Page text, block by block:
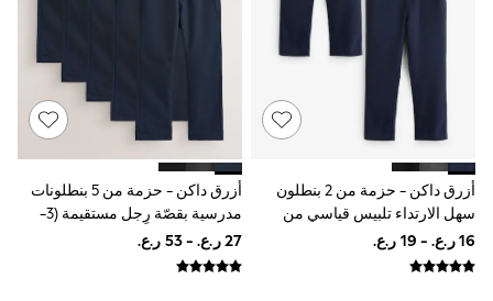
Dresses
Trousers
Skirts
Shirts
Polo Shirts
Sweatshirts
Cardigans
Coats & Jackets
Underwear
Socks & Tights
Multipacks
All Girls Sports & Swimwear
أزرق داكن - حزمة من 2 بنطلون
سهل الارتداء تلبيس قياسي من
Clarks
أزرق داكن - حزمة من 5 بنطلونات
مدرسية بقصّة رِجل مستقيمة (3-
17سنة)